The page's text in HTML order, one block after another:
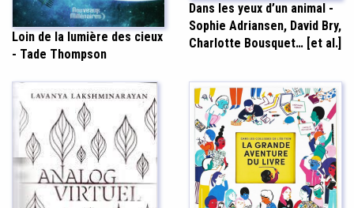
Loin de la lumière des cieux
- Tade Thompson
Dans les yeux d’un animal -
Sophie Adriansen, David Bry,
Charlotte Bousquet… [et al.]